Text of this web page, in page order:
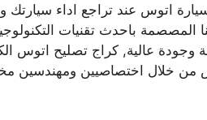
اتوس عند تراجع اداء سيارتك
المصصمة باحدث تقنيات
وجودة عالية, كراج تصليح اتوس
من خلال اختصاصيين ومهندسين